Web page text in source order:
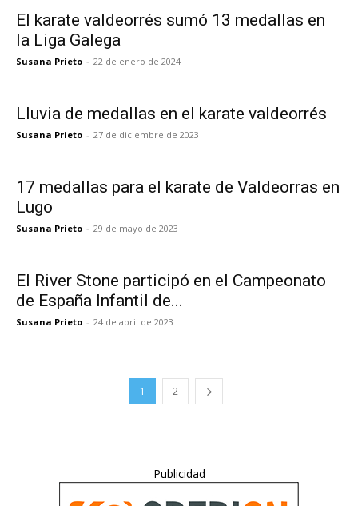
El karate valdeorrés sumó 13 medallas en
la Liga Galega
Susana Prieto - 22 de enero de 2024
Lluvia de medallas en el karate valdeorrés
Susana Prieto - 27 de diciembre de 2023
17 medallas para el karate de Valdeorras en
Lugo
Susana Prieto - 29 de mayo de 2023
El River Stone participó en el Campeonato
de España Infantil de...
Susana Prieto - 24 de abril de 2023
1 2
Publicidad